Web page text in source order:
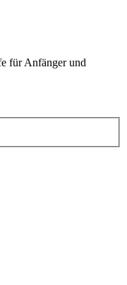
für Anfänger und